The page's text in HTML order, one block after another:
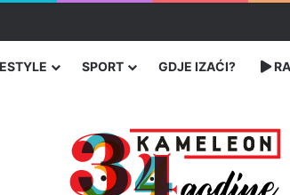
poseban status za Memorijalni centar Srebrenica
SPORT GDJE IZAĆI?